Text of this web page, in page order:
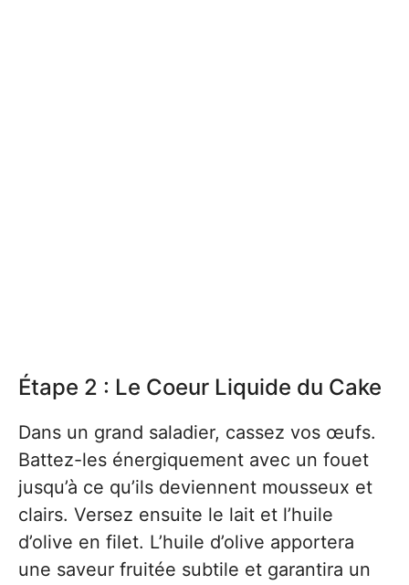
Étape 2 : Le Coeur Liquide du Cake
Dans un grand saladier, cassez vos œufs.
Battez-les énergiquement avec un fouet
jusqu’à ce qu’ils deviennent mousseux et
clairs. Versez ensuite le lait et l’huile
d’olive en filet. L’huile d’olive apportera
une saveur fruitée subtile et garantira un